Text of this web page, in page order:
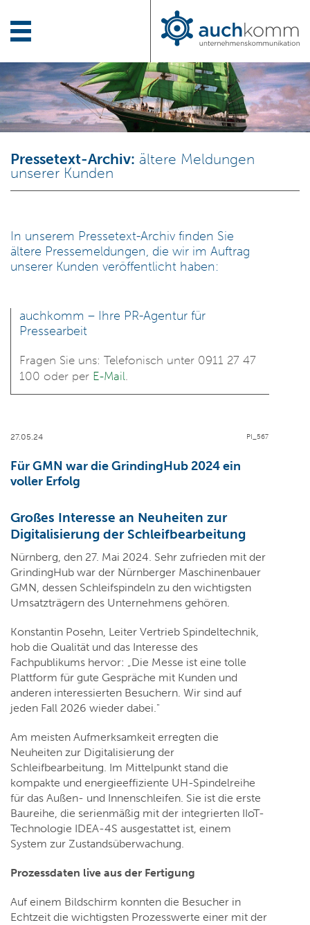
Pressetext-Archiv: ältere Meldungen
unserer Kunden
In unserem Pressetext-Archiv finden Sie
ältere Pressemeldungen, die wir im Auftrag
unserer Kunden veröffentlicht haben:
auchkomm – Ihre PR-Agentur für
Pressearbeit
Fragen Sie uns: Telefonisch unter 0911 27 47
100 oder per E-Mail.
27.05.24 PI_567
Für GMN war die GrindingHub 2024 ein
voller Erfolg
Großes Interesse an Neuheiten zur
Digitalisierung der Schleifbearbeitung
Nürnberg, den 27. Mai 2024. Sehr zufrieden mit der
GrindingHub war der Nürnberger Maschinenbauer
GMN, dessen Schleifspindeln zu den wichtigsten
Umsatzträgern des Unternehmens gehören.
Konstantin Posehn, Leiter Vertrieb Spindeltechnik,
hob die Qualität und das Interesse des
Fachpublikums hervor: „Die Messe ist eine tolle
Plattform für gute Gespräche mit Kunden und
anderen interessierten Besuchern. Wir sind auf
jeden Fall 2026 wieder dabei."
Am meisten Aufmerksamkeit erregten die
Neuheiten zur Digitalisierung der
Schleifbearbeitung. Im Mittelpunkt stand die
kompakte und energieeffiziente UH-Spindelreihe
für das Außen- und Innenschleifen. Sie ist die erste
Baureihe, die serienmäßig mit der integrierten IIoT-
Technologie IDEA-4S ausgestattet ist, einem
System zur Zustandsüberwachung.
Prozessdaten live aus der Fertigung
Auf einem Bildschirm konnten die Besucher in
Echtzeit die wichtigsten Prozesswerte einer mit der